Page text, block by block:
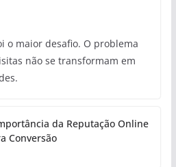
o maior desafio. O problema
não se transformam em
da Reputação Online
Conversão